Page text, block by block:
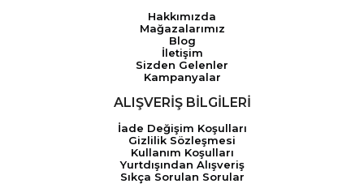
Hakkımızda
Mağazalarımız
Blog
İletişim
Sizden Gelenler
Kampanyalar
ALIŞVERİŞ BİLGİLERİ
İade Değişim Koşulları
Gizlilik Sözleşmesi
Kullanım Koşulları
Yurtdışından Alışveriş
Sıkça Sorulan Sorular